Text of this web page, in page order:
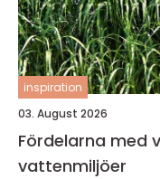
inspiration
03. August 2026
Fördelarna med
vattenmiljöer